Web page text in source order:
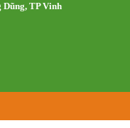
Dũng, TP Vinh